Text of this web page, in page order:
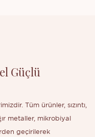
Güçlü
Tüm ürünler, sızıntı,
metaller, mikrobiyal
geçirilerek